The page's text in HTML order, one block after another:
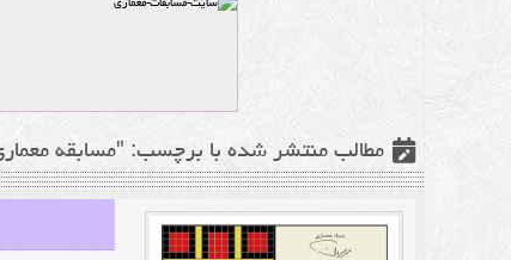
مطالب منتشر شده با برچسب: "مسابقه